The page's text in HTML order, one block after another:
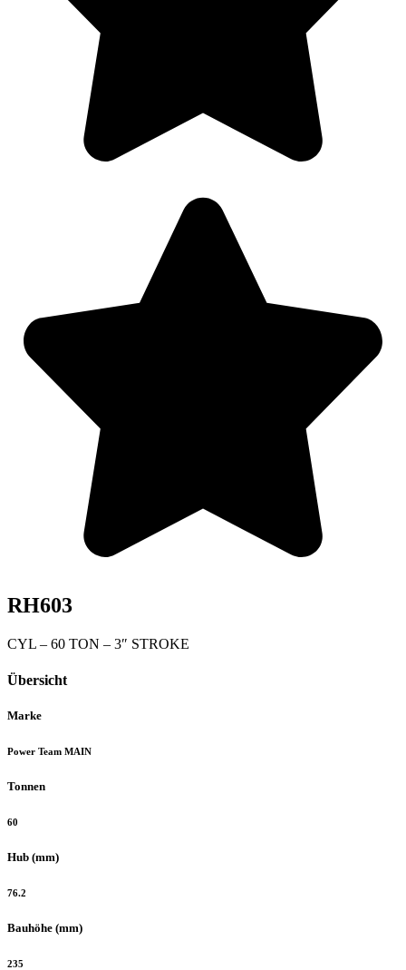
RH603
CYL – 60 TON – 3″ STROKE
Übersicht
Marke
Power Team MAIN
Tonnen
60
Hub (mm)
76.2
Bauhöhe (mm)
235